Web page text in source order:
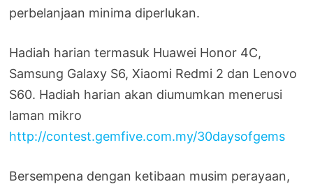
perbelanjaan minima diperlukan.
Hadiah harian termasuk Huawei Honor 4C,
Samsung Galaxy S6, Xiaomi Redmi 2 dan Lenovo
S60. Hadiah harian akan diumumkan menerusi
laman mikro
http://contest.gemfive.com.my/30daysofgems
Bersempena dengan ketibaan musim perayaan,